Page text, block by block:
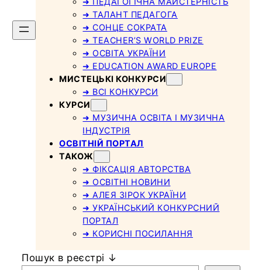
➜ ТАЛАНТ ПЕДАГОГА
➜ СОНЦЕ СОКРАТА
➜ TEACHER’S WORLD PRIZE
➜ ОСВІТА УКРАЇНИ
➜ EDUCATION AWARD EUROPE
МИСТЕЦЬКІ КОНКУРСИ
➜ ВСІ КОНКУРСИ
КУРСИ
➜ МУЗИЧНА ОСВІТА І МУЗИЧНА
ІНДУСТРІЯ
ОСВІТНІЙ ПОРТАЛ
ТАКОЖ
➜ ФІКСАЦІЯ АВТОРСТВА
➜ ОСВІТНІ НОВИНИ
➜ АЛЕЯ ЗІРОК УКРАЇНИ
➜ УКРАЇНСЬКИЙ КОНКУРСНИЙ
ПОРТАЛ
➜ КОРИСНІ ПОСИЛАННЯ
Пошук в реєстрі ↓